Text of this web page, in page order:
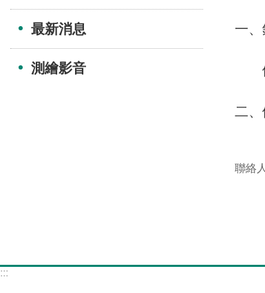
最新消息
測繪影音
一
候
二、
聯絡
:::